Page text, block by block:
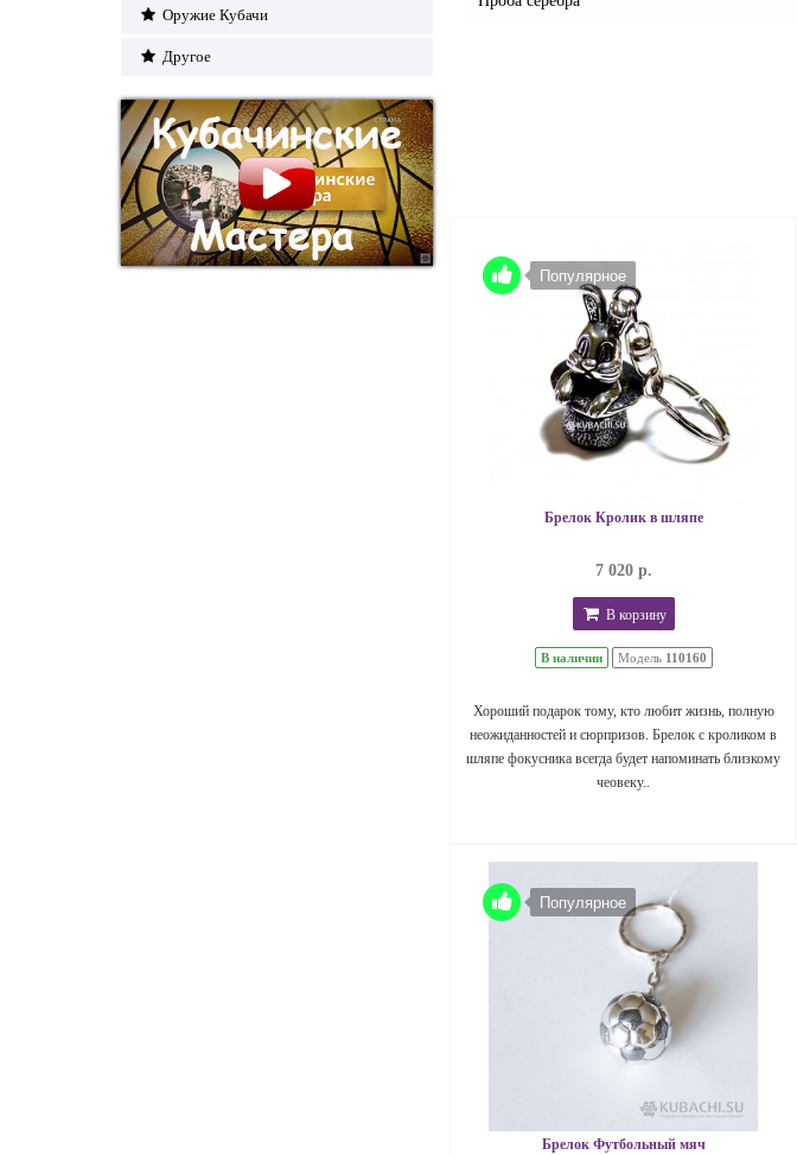
Оружие Кубачи
Другое
Популярное
Брелок Кролик в шляпе
7 020 р.
В корзину
В наличии Модель 110160
Хороший подарок тому, кто любит жизнь, полную
неожиданностей и сюрпризов. Брелок с кроликом в
шляпе фокусника всегда будет напоминать близкому
чеовеку..
Популярное
Брелок Футбольный мяч